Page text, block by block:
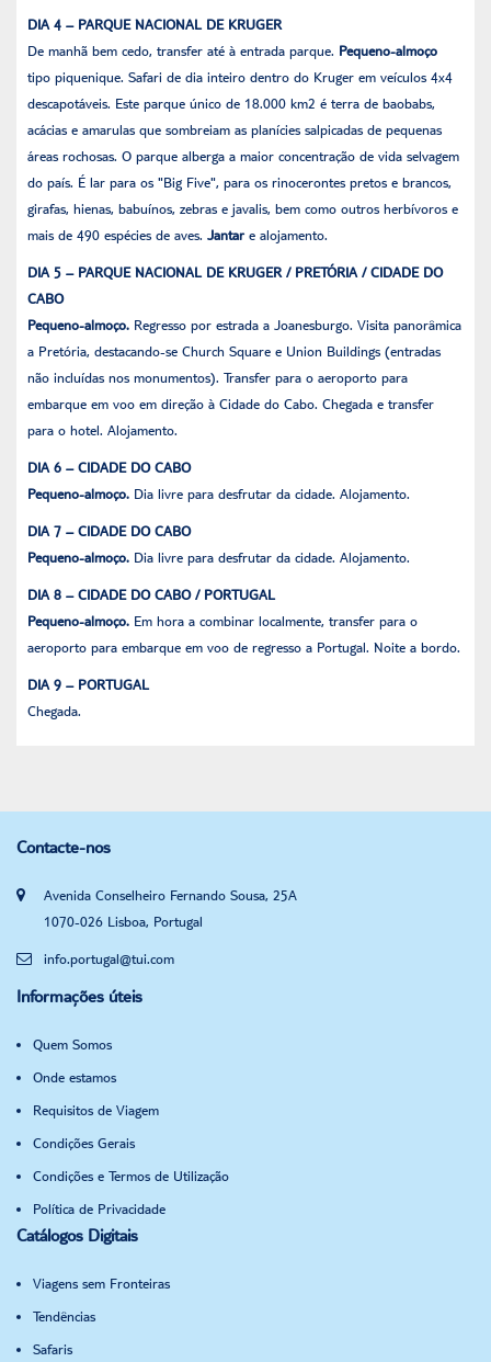
DIA 4 – PARQUE NACIONAL DE KRUGER
De manhã bem cedo, transfer até à entrada parque. Pequeno-almoço
tipo piquenique. Safari de dia inteiro dentro do Kruger em veículos 4x4
descapotáveis. Este parque único de 18.000 km2 é terra de baobabs,
acácias e amarulas que sombreiam as planícies salpicadas de pequenas
áreas rochosas. O parque alberga a maior concentração de vida selvagem
do país. É lar para os "Big Five", para os rinocerontes pretos e brancos,
girafas, hienas, babuínos, zebras e javalis, bem como outros herbívoros e
mais de 490 espécies de aves. Jantare alojamento.
DIA 5 – PARQUE NACIONAL DE KRUGER / PRETÓRIA / CIDADE DO
CABO
Pequeno-almoço. Regresso por estrada a Joanesburgo. Visita panorâmica
a Pretória, destacando-se Church Square e Union Buildings (entradas
não incluídas nos monumentos). Transfer para o aeroporto para
embarque em voo em direção à Cidade do Cabo. Chegada e transfer
para o hotel. Alojamento.
DIA 6 – CIDADE DO CABO
Pequeno-almoço. Dia livre para desfrutar da cidade. Alojamento.
DIA 7 – CIDADE DO CABO
Pequeno-almoço. Dia livre para desfrutar da cidade. Alojamento.
DIA 8 – CIDADE DO CABO / PORTUGAL
Pequeno-almoço. Em hora a combinar localmente, transfer para o
aeroporto para embarque em voo de regresso a Portugal. Noite a bordo.
DIA 9 – PORTUGAL
Chegada.
Contacte-nos
Avenida Conselheiro Fernando Sousa, 25A
1070-026 Lisboa, Portugal
info.portugal@tui.com
Informações úteis
Quem Somos
Onde estamos
Requisitos de Viagem
Condições Gerais
Condições e Termos de Utilização
Política de Privacidade
Catálogos Digitais
Viagens sem Fronteiras
Tendências
Safaris